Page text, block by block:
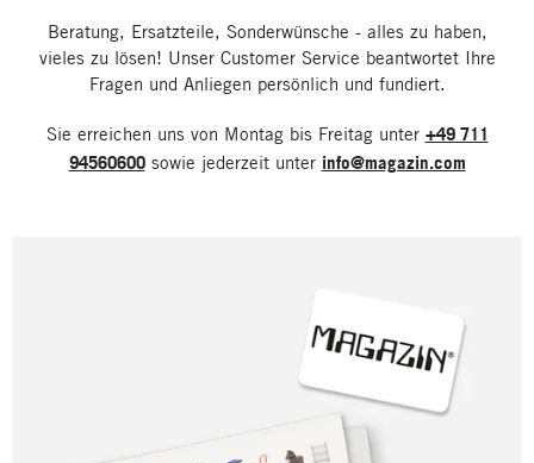
Beratung, Ersatzteile, Sonderwünsche - alles zu haben,
vieles zu lösen! Unser Customer Service beantwortet Ihre
Fragen und Anliegen persönlich und fundiert.
Sie erreichen uns von Montag bis Freitag unter +49 711
94560600sowie jederzeit unter info@magazin.com